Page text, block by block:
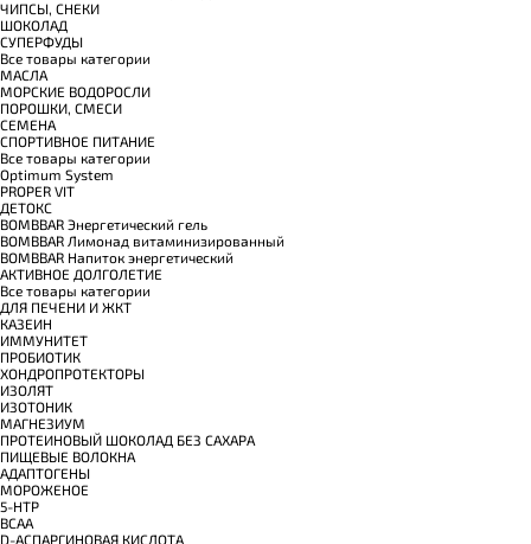
ЧИПСЫ, СНЕКИ
ШОКОЛАД
СУПЕРФУДЫ
Все товары категории
МАСЛА
МОРСКИЕ ВОДОРОСЛИ
ПОРОШКИ, СМЕСИ
СЕМЕНА
СПОРТИВНОЕ ПИТАНИЕ
Все товары категории
Optimum System
PROPER VIT
ДЕТОКС
BOMBBAR Энергетический гель
BOMBBAR Лимонад витаминизированный
BOMBBAR Напиток энергетический
АКТИВНОЕ ДОЛГОЛЕТИЕ
Все товары категории
ДЛЯ ПЕЧЕНИ И ЖКТ
КАЗЕИН
ИММУНИТЕТ
ПРОБИОТИК
ХОНДРОПРОТЕКТОРЫ
ИЗОЛЯТ
ИЗОТОНИК
МАГНЕЗИУМ
ПРОТЕИНОВЫЙ ШОКОЛАД БЕЗ САХАРА
ПИЩЕВЫЕ ВОЛОКНА
АДАПТОГЕНЫ
МОРОЖЕНОЕ
5-HTP
BCAA
D-АСПАРГИНОВАЯ КИСЛОТА